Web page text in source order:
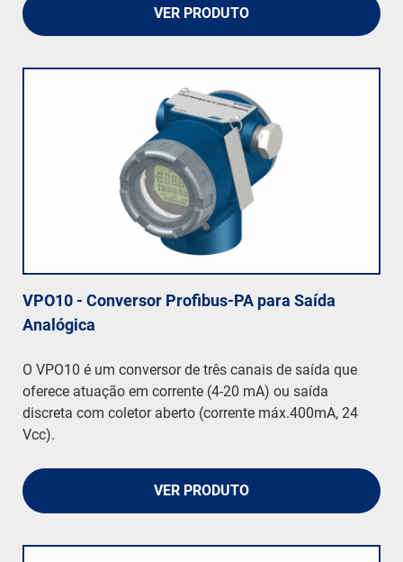
VER PRODUTO
VPO10 - Conversor Profibus-PA para Saída
Analógica
O VPO10 é um conversor de três canais de saída que
oferece atuação em corrente (4-20 mA) ou saída
discreta com coletor aberto (corrente máx.400mA, 24
Vcc).
VER PRODUTO